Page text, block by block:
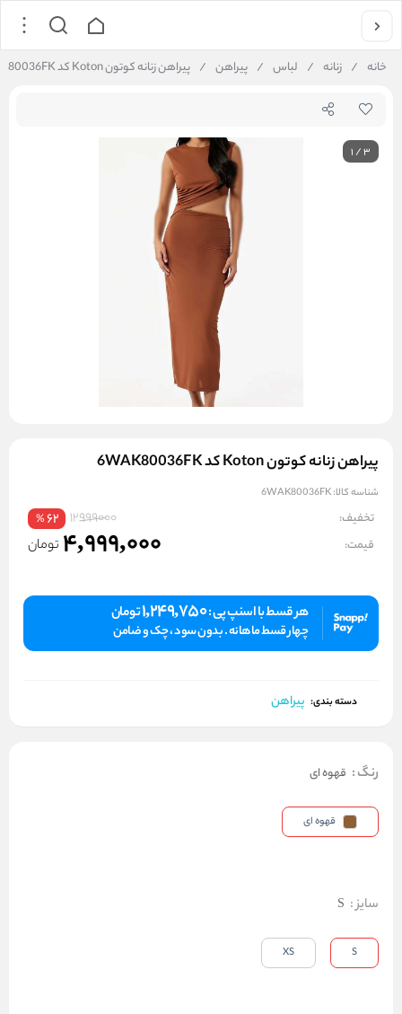
خانه / زنانه / لباس / پیراهن / پیراهن زنانه کوتون Koton کد 6WAK80036FK
1/3
پیراهن زنانه کوتون Koton کد 6WAK80036FK
شناسه کالا:6WAK80036FK
تخفیف: 12999000
62
%
قیمت: 4,999,000 تومان
هر قسط با اسنپ پی :1,249,750تومان
چهار قسط ماهانه . بدون سود ، چک و ضامن
دسته بندی: پیراهن
رنگ: قهوه ای
قهوه ای
سایز:
S
S
XS